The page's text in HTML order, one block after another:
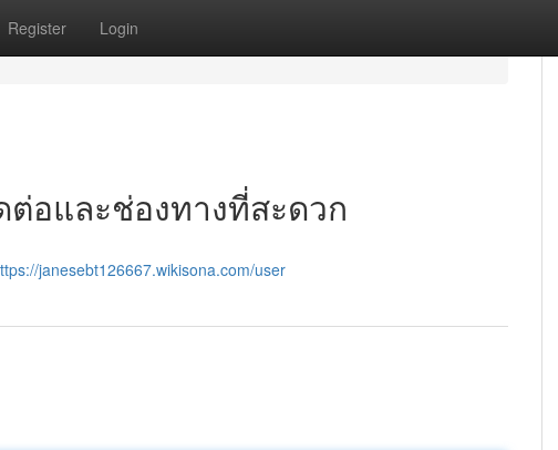
Register Login
ต่อและช่องทางที่สะดวก
janesebt126667.wikisona.com/user